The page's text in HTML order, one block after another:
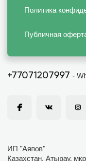
Политика
Публичная
+77071207997 -
ИП "Аяпов"
Казахстан, Атырау,